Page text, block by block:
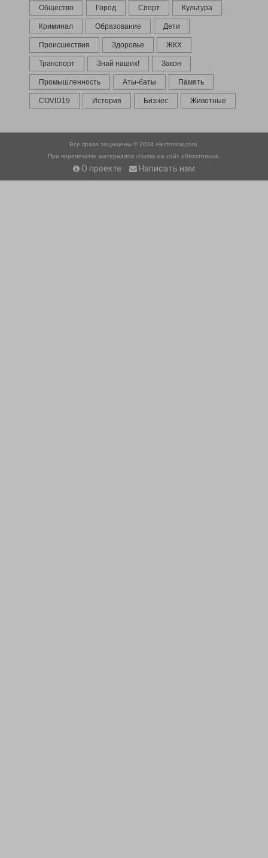
Общество Город Спорт Культура
Криминал Образование Дети
Происшествия Здоровье ЖКХ
Транспорт Знай наших! Закон
Промышленность Аты-баты Память
COVID19 История Бизнес Животные
Все права защищены © 2024 electrostal.com.
При перепечатке материалов ссылка на сайт обязательна.
О проекте Написать нам